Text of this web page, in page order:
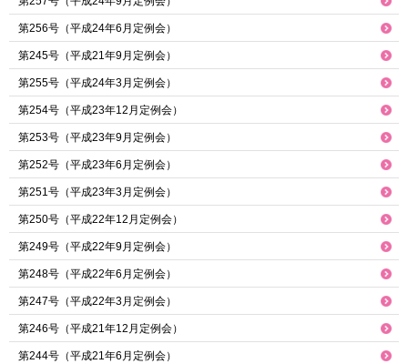
第256号（平成24年6月定例会）
第245号（平成21年9月定例会）
第255号（平成24年3月定例会）
第254号（平成23年12月定例会）
第253号（平成23年9月定例会）
第252号（平成23年6月定例会）
第251号（平成23年3月定例会）
第250号（平成22年12月定例会）
第249号（平成22年9月定例会）
第248号（平成22年6月定例会）
第247号（平成22年3月定例会）
第246号（平成21年12月定例会）
第244号（平成21年6月定例会）